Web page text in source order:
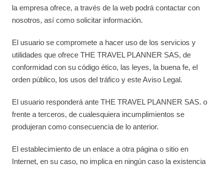
la empresa ofrece, a través de la web podrá contactar con
nosotros, así como solicitar información.
El usuario se compromete a hacer uso de los servicios y
utilidades que ofrece THE TRAVEL PLANNER SAS, de
conformidad con su código ético, las leyes, la buena fe, el
orden público, los usos del tráfico y este Aviso Legal.
El usuario responderá ante THE TRAVEL PLANNER SAS. o
frente a terceros, de cualesquiera incumplimientos se
produjeran como consecuencia de lo anterior.
El establecimiento de un enlace a otra página o sitio en
Internet, en su caso, no implica en ningún caso la existencia